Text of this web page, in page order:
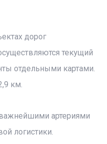
дорог
текущий
отдельными картами.
км.
артериями
логистики.